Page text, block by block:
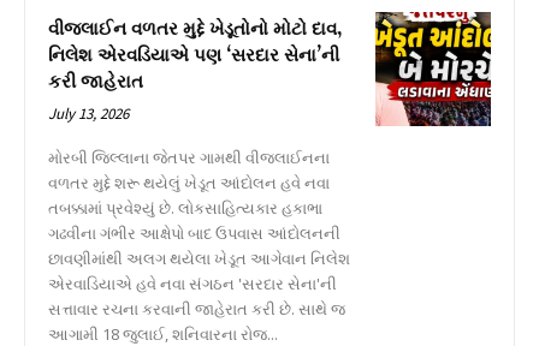
વીજલાઈન વળતર મુદ્દે ખેડૂતોનો મોટો દાવ,
નિલેશ એરવડિયાએ પણ ‘સરદાર સેના’ની
કરી જાહેરાત
July 13, 2026
મોરબી જિલ્લાના જેતપર ગામથી વીજલાઈનના
વળતર મુદ્દે શરૂ થયેલું ખેડૂત આંદોલન હવે નવા
તબક્કામાં પ્રવેશ્યું છે. લોકસાહિત્યકાર હકાભા
ગઢવીના ગંભીર આક્ષેપો બાદ ઉપવાસ આંદોલનની
છાવણીમાંથી અલગ થયેલા ખેડૂત આગેવાન નિલેશ
એરવાડિયાએ હવે નવા સંગઠન 'સરદાર સેના'ની
સત્તાવાર રચના કરવાની જાહેરાત કરી છે. સાથે જ
આગામી 18 જુલાઈ, શનિવારના રોજ...